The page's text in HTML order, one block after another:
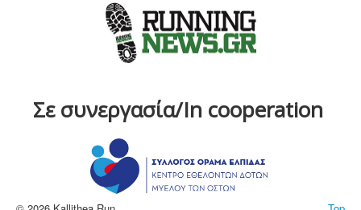
Σε συνεργασία/In cooperation